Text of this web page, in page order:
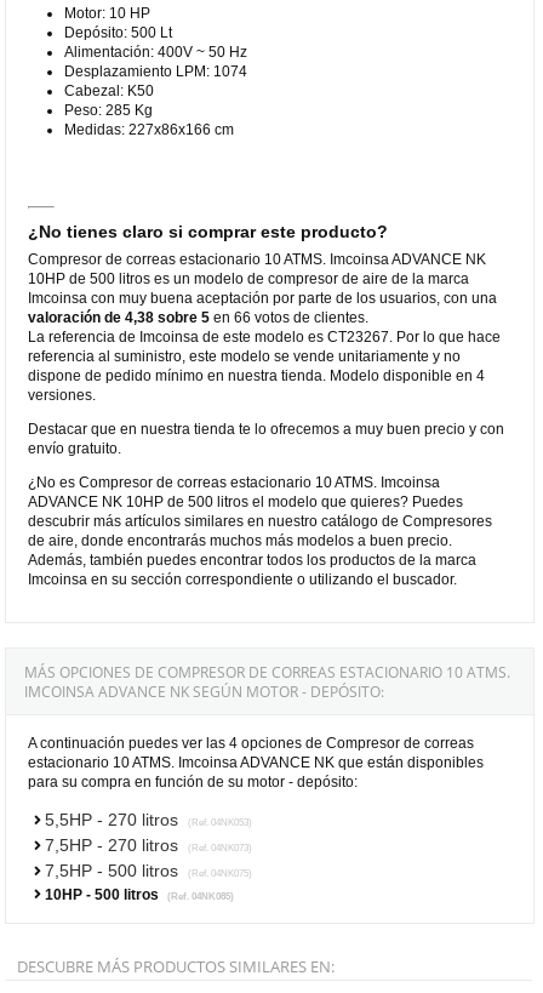
Motor: 10 HP
Depósito: 500 Lt
Alimentación: 400V ~ 50 Hz
Desplazamiento LPM: 1074
Cabezal: K50
Peso: 285 Kg
Medidas: 227x86x166 cm
¿No tienes claro si comprar este producto?
Compresor de correas estacionario 10 ATMS. Imcoinsa ADVANCE NK
10HP de 500 litros es un modelo de compresor de aire de la marca
Imcoinsa con muy buena aceptación por parte de los usuarios, con una
valoración de 4,38 sobre 5 en 66 votos de clientes.
La referencia de Imcoinsa de este modelo es CT23267. Por lo que hace
referencia al suministro, este modelo se vende unitariamente y no
dispone de pedido mínimo en nuestra tienda. Modelo disponible en 4
versiones.
Destacar que en nuestra tienda te lo ofrecemos a muy buen precio y con
envío gratuito.
¿No es Compresor de correas estacionario 10 ATMS. Imcoinsa
ADVANCE NK 10HP de 500 litros el modelo que quieres? Puedes
descubrir más artículos similares en nuestro catálogo de Compresores
de aire, donde encontrarás muchos más modelos a buen precio.
Además, también puedes encontrar todos los productos de la marca
Imcoinsa en su sección correspondiente o utilizando el buscador.
MÁS OPCIONES DE COMPRESOR DE CORREAS ESTACIONARIO 10 ATMS.
IMCOINSA ADVANCE NK SEGÚN MOTOR - DEPÓSITO:
A continuación puedes ver las 4 opciones de Compresor de correas
estacionario 10 ATMS. Imcoinsa ADVANCE NK que están disponibles
para su compra en función de su motor - depósito:
5,5HP - 270 litros (Ref. 04NK053)
7,5HP - 270 litros (Ref. 04NK073)
7,5HP - 500 litros (Ref. 04NK075)
10HP - 500 litros (Ref. 04NK085)
DESCUBRE MÁS PRODUCTOS SIMILARES EN: